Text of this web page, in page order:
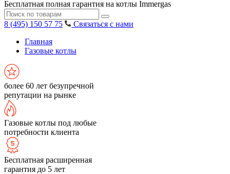
Бесплатная полная гарантия на котлы Immergas
8 (495) 150 57 75
Связаться с нами
Главная
Газовые котлы
более 60 лет безупречной
репутации на рынке
Газовые котлы под любые
потребности клиента
Бесплатная расширенная
гарантия до 5 лет